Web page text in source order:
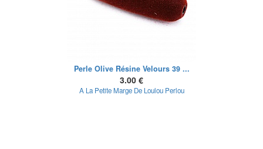
Perle Olive Résine Velours 39 ...
3.00 €
A La Petite Marge De Loulou Perlou